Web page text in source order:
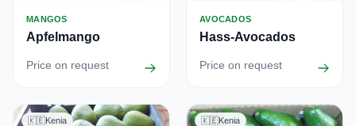
MANGOS
Apfelmango
Price on request
AVOCADOS
Hass-Avocados
Price on request
🇰🇪Kenia 🇰🇪Kenia